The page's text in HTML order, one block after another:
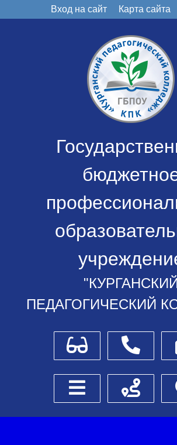
Вход на сайт Карта сайта
ПЕДАГОГИЧЕСКИЙ
Для слабовидящих
Боковое менюСхема